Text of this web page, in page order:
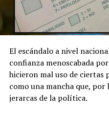
El escándalo a nivel
confianza menoscabada
hicieron mal uso de ciertas
como una mancha que,
jerarcas de la política.